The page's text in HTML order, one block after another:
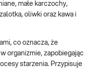
małe karczochy,
oliwki oraz kawa i
co oznacza, że
organizmie, zapobiegając
starzenia. Przypisuje